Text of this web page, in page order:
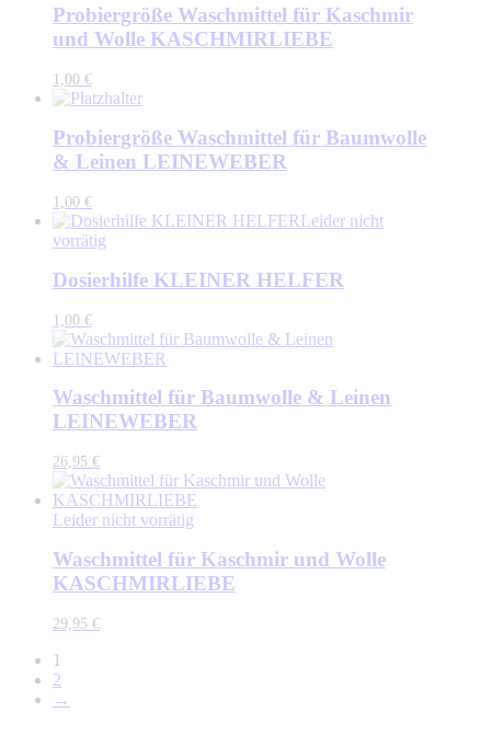
Probiergröße Waschmittel für Kaschmir
und Wolle KASCHMIRLIEBE
1,00 €
Probiergröße Waschmittel für Baumwolle
& Leinen LEINEWEBER
1,00 €
Leider nicht
vorrätig
Dosierhilfe KLEINER HELFER
1,00 €
Waschmittel für Baumwolle & Leinen
LEINEWEBER
26,95 €
Leider nicht vorrätig
Waschmittel für Kaschmir und Wolle
KASCHMIRLIEBE
29,95 €
1
2
→